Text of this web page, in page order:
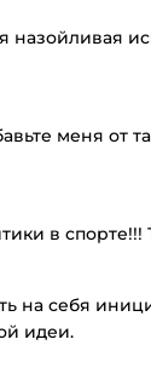
назойливая
меня от
в спорте!!!
на себя
идеи.